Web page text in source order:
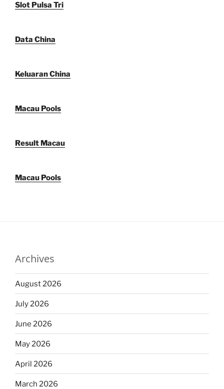
Slot Pulsa Tri
Data China
Keluaran China
Macau Pools
Result Macau
Macau Pools
Archives
August 2026
July 2026
June 2026
May 2026
April 2026
March 2026